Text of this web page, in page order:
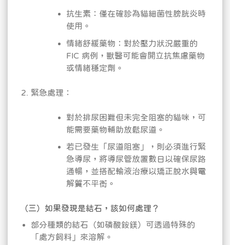
抗生素：僅在確診為貓細菌性膀胱炎時
使用。
情緒舒緩藥物：對於壓力狀況嚴重的
FIC 病例，獸醫可能會開立抗焦慮藥物
或情緒穩定劑。
緊急處理：
對於排尿困難但未完全阻塞的貓咪，可
能需要藥物輔助放鬆尿道。
若已發生「尿道阻塞」，則必須進行緊
急導尿，將導尿管放置數日以確保尿路
通暢，並搭配輸液治療以矯正脫水與電
解質不平衡。
（三）如果發現是結石，該如何處理？
部分種類的結石（如磷酸銨鎂）可透過特殊的
「處方飼料」來溶解。